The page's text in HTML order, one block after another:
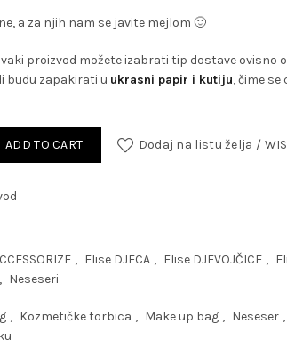
a za njih nam se javite mejlom 🙂
proizvod možete izabrati tip dostave ovisno
budu zapakirati u ukrasni papir i kutiju, čime
ADD TO CART Dodaj na listu želja /
, Elise DJECA , Elise DJEVOJČICE ,
, Neseseri
, Kozmetičke torbica , Make up bag , Neseser ,